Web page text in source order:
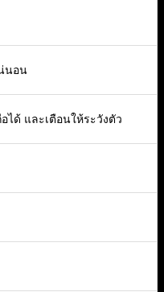
นอน
ได้ และเตือนให้ระวังตัว